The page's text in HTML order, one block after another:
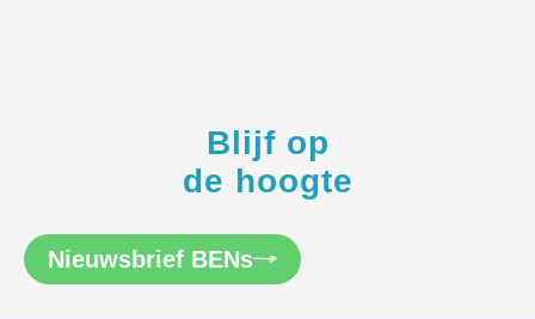
Blijf op
de hoogte
Nieuwsbrief BENs